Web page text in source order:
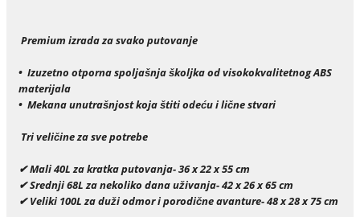
Premium izrada za svako putovanje
• Izuzetno otporna spoljašnja školjka od visokokvalitetnog ABS
materijala
• Mekana unutrašnjost koja štiti odeću i lične stvari
Tri veličine za sve potrebe
✔ Mali 40L za kratka putovanja- 36 x 22 x 55 cm
✔ Srednji 68L za nekoliko dana uživanja- 42 x 26 x 65 cm
✔ Veliki 100L za duži odmor i porodične avanture- 48 x 28 x 75 cm